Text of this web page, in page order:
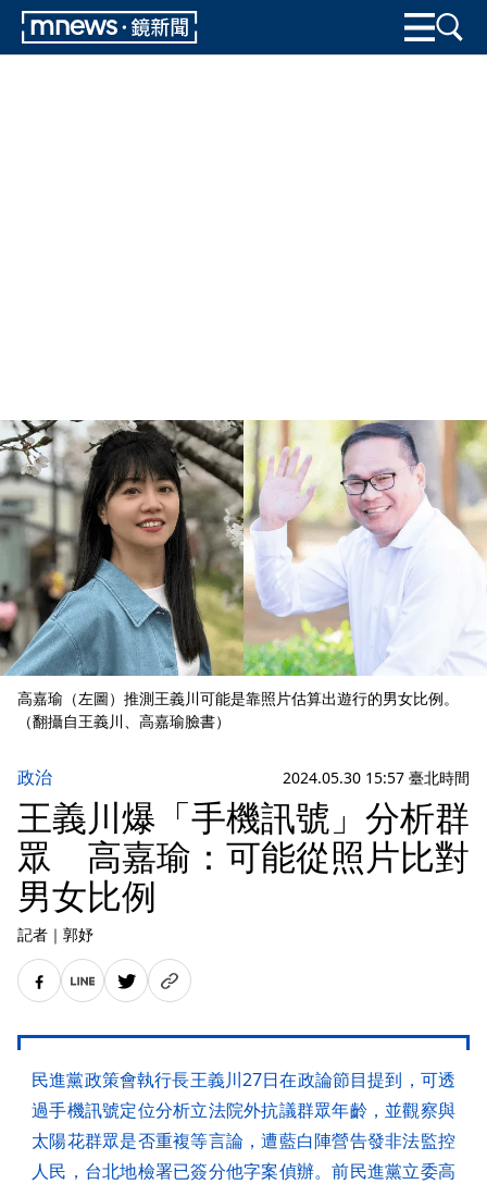
高嘉瑜（左圖）推測王義川可能是靠照片估算出遊行的男女比例。
（翻攝自王義川、高嘉瑜臉書）
政治 2024.05.30 15:57 臺北時間
王義川爆「手機訊號」分析群
眾 高嘉瑜：可能從照片比對
男女比例
記者 ｜ 郭妤
民進黨政策會執行長王義川27日在政論節目提到，可透
過手機訊號定位分析立法院外抗議群眾年齡，並觀察與
太陽花群眾是否重複等言論，遭藍白陣營告發非法監控
人民，台北地檢署已簽分他字案偵辦。前民進黨立委高